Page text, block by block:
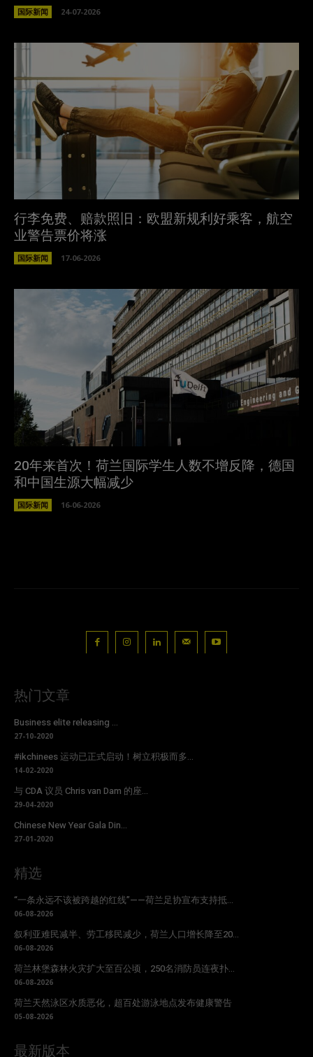
国际新闻 24-07-2026
行李免费、赔款照旧：欧盟新规利好乘客，航空
业警告票价将涨
国际新闻 17-06-2026
20年来首次！荷兰国际学生人数不增反降，德国
和中国生源大幅减少
国际新闻 16-06-2026
热门文章
Business elite releasing ...
27-10-2020
#ikchinees 运动已正式启动！树立积极而多...
14-02-2020
与 CDA 议员 Chris van Dam 的座...
29-04-2020
Chinese New Year Gala Din...
27-01-2020
精选
“一条永远不该被跨越的红线”——荷兰足协宣布支持抵...
06-08-2026
叙利亚难民减半、劳工移民减少，荷兰人口增长降至20...
06-08-2026
荷兰林堡森林火灾扩大至百公顷，250名消防员连夜扑...
06-08-2026
荷兰天然泳区水质恶化，超百处游泳地点发布健康警告
05-08-2026
最新版本